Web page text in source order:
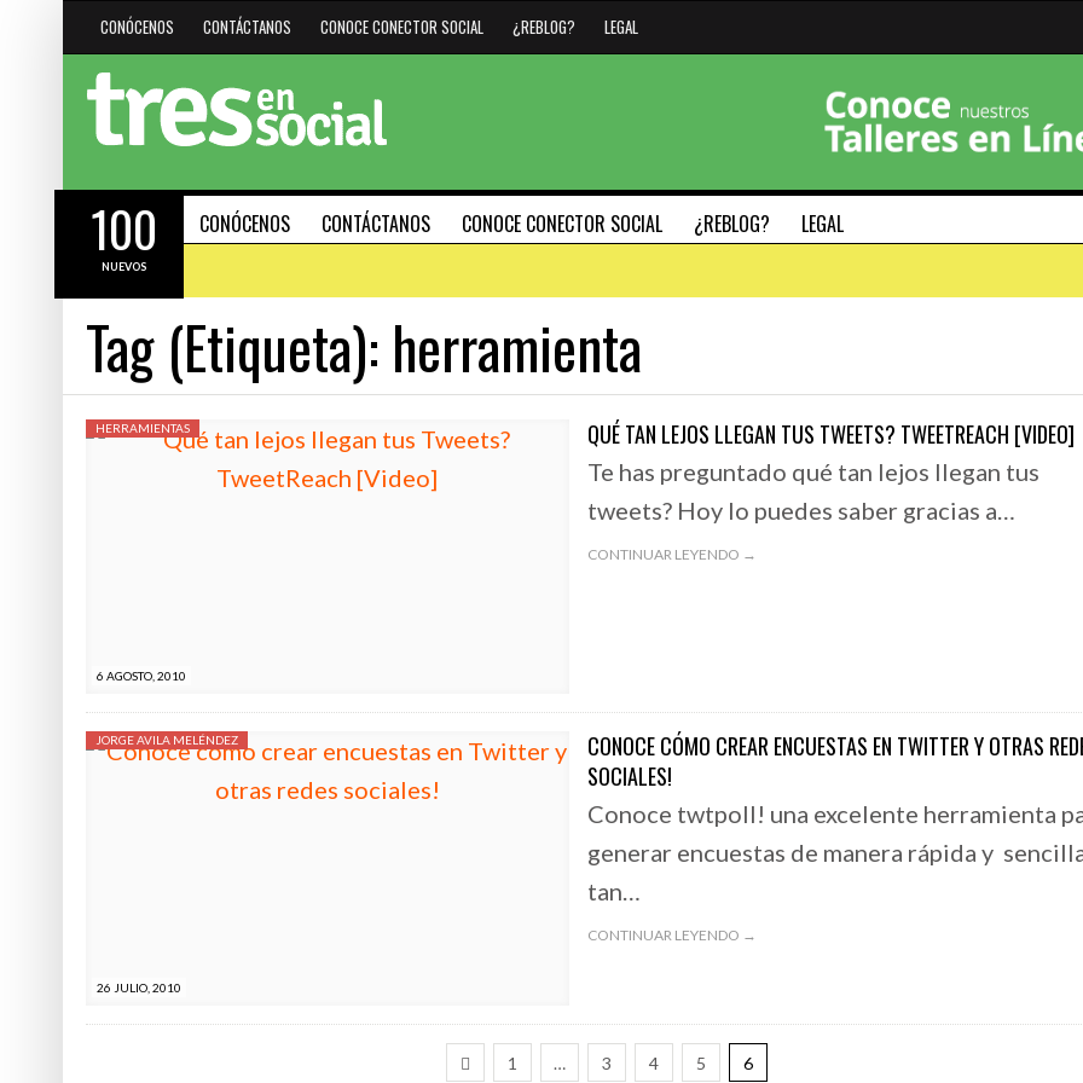
CONÓCENOS CONTÁCTANOS CONOCE CONECTOR SOCIAL ¿REBLOG? LEGAL
CONÓCENOS CONTÁCTANOS CONOCE CONECTOR SOCIAL ¿REBLOG? LEGAL
100
NUEVOS
#HAZMARCA DESTACADO HERRAMIENTAS
30 PODEROSOS ATAJOS DEL TECLADO
(SHORTCUTS) PARA PC Y MAC
29 SEPTIEMBRE, 2020
5 PILARES FUNDAMENTALES PARA DEFINIR LA
IDENTIDAD DE TU MARCA – MODELO NADIC
#SÁBADODIGITAL
GENERAR TENDENCIA
Tag (Etiqueta): herramienta
6 AGOSTO, 2010
HERRAMIENTAS QUÉ TAN LEJOS LLEGAN TUS TWEETS? TWEETREACH [VIDEO]
Te has preguntado qué tan lejos llegan tus
tweets? Hoy lo puedes saber gracias a…
CONTINUAR LEYENDO →
26 JULIO, 2010
JORGE AVILA MELÉNDEZ
CONOCE CÓMO CREAR ENCUESTAS EN TWITTER Y OTRAS
SOCIALES!
Conoce twtpoll! una excelente herramienta
generar encuestas de manera rápida y
tan…
CONTINUAR LEYENDO →
1 … 3 4 5 6